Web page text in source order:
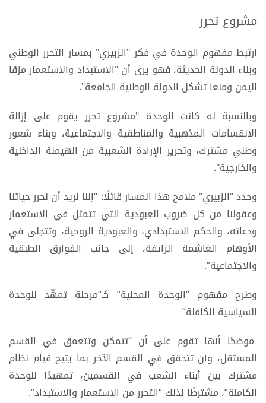
مشروع تحرر
ارتبط مفهوم الوحدة في فكر "الزبيري" بمسار التحرر الوطني
وبناء الدولة الحديثة، فهو يرى أن "الاستبداد والاستعمار مزقا
اليمن ومنعا تشكل الدولة الوطنية الجامعة".
وبالنسبة له كانت الوحدة "مشروع تحرر يقوم على إزالة
الانقسامات المذهبية والمناطقية والاجتماعية، وبناء شعور
وطني مشترك، وتحرير الإرادة الشعبية من الهيمنة الداخلية
والخارجية".
وحدد "الزبيري" ملامح هذا المسار قائلًا: “إننا نريد أن نحرر حياتنا
وعقولنا من كل ضروب العبودية التي تتمثل في الاستعمار
ودعاته، والحكم الاستبدادي، والعبودية الروحية، وتتجلى في
الأوهام الغاشمة الزائفة، إلى جانب الفوارق الطبقية
والاجتماعية”.
وطرح مفهوم “الوحدة المحلية” كـ“مرحلة تمهّد للوحدة
السياسية الكاملة”
موضحًا أنها تقوم على أن “تتمكن وتتعمق في القسم
المستقل، وأن تتحقق في القسم الآخر بما يتيح قيام نظام
مشترك بين أبناء الشعب في القسمين، تمهيدًا للوحدة
الكاملة”، مشترطًا لذلك “التحرر من الاستعمار والاستبداد”.